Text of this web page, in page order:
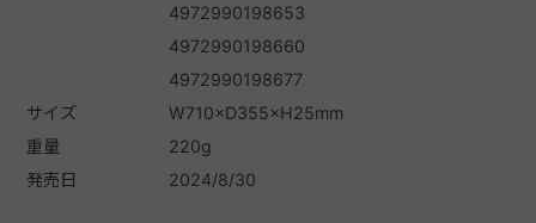
4972990198653
4972990198660
4972990198677
サイズ
W710×D355×H25mm
重量
220g
発売日
2024/8/30